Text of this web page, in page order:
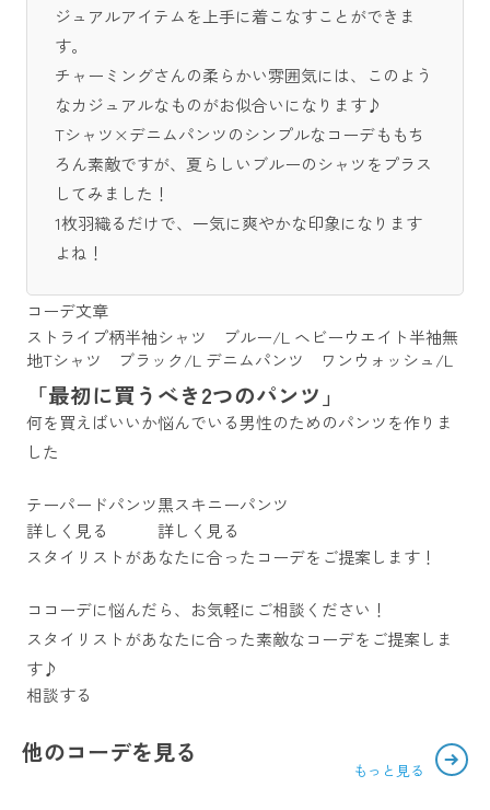
ジュアルアイテムを上手に着こなすことができま
す。
チャーミングさんの柔らかい雰囲気には、このよう
なカジュアルなものがお似合いになります♪
Tシャツ×デニムパンツのシンプルなコーデももち
ろん素敵ですが、夏らしいブルーのシャツをプラス
してみました！
1枚羽織るだけで、一気に爽やかな印象になります
よね！
コーデ文章
ストライプ柄半袖シャツ ブルー/L ヘビーウエイト半袖無
地Tシャツ ブラック/L デニムパンツ ワンウォッシュ/L
「最初に買うべき2つのパンツ」
何を買えばいいか悩んでいる男性のためのパンツを作りま
した
テーパードパンツ
詳しく見る
黒スキニーパンツ
詳しく見る
スタイリストがあなたに合ったコーデをご提案します！
ココーデに悩んだら、お気軽にご相談ください！
スタイリストがあなたに合った素敵なコーデをご提案しま
す♪
相談する
他のコーデを見る
もっと見る